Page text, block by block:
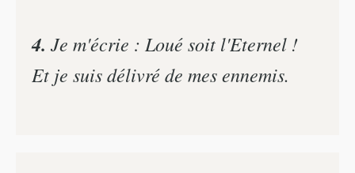
4. Je m'écrie : Loué soit l'Eternel !
Et je suis délivré de mes ennemis.